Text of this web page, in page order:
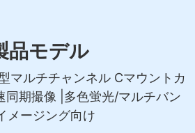
品モデル
マルチチャンネル Cマウントカ
同期撮像 |多色蛍光/マルチバン
メージング向け